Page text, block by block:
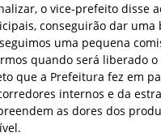
o vice-prefeito disse
conseguirão dar
uma pequena
quando será liberado
que a Prefeitura fez em
internos e da
as dores dos